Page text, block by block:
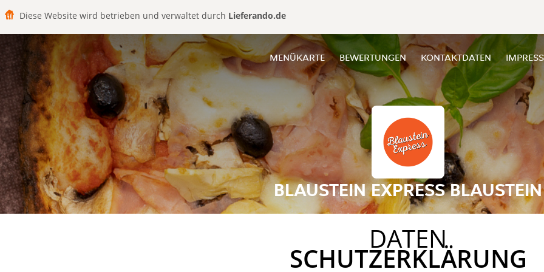
Diese Website wird betrieben und verwaltet durch Lieferando.de
MENÜKARTE BEWERTUNGEN KONTAKTDATEN
BLAUSTEIN EXPRESS BLAUSTEIN
DATEN
SCHUTZERKLÄRUNG